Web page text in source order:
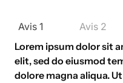
Avis 1 Avis 2
Lorem ipsum dolor sit
elit, sed do eiusmod
dolore magna aliqua.